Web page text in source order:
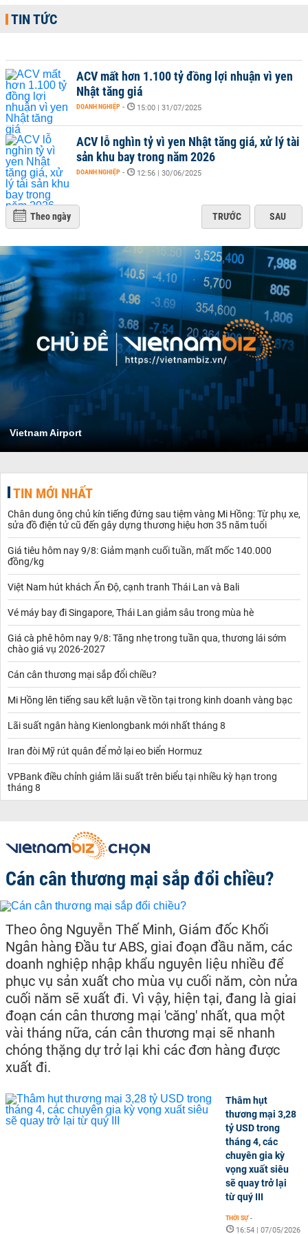
TIN TỨC
ACV mất hơn 1.100 tỷ đồng lợi nhuận vì yen
Nhật tăng giá
DOANH NGHIỆP - 15:00 | 31/07/2025
ACV lỗ nghìn tỷ vì yen Nhật tăng giá, xử lý tài
sản khu bay trong năm 2026
DOANH NGHIỆP - 12:56 | 30/06/2025
Theo ngày TRƯỚC SAU
Vietnam Airport
TIN MỚI NHẤT
Chân dung ông chủ kín tiếng đứng sau tiệm vàng Mi Hồng: Từ phụ xe,
sửa đồ điện tử cũ đến gây dựng thương hiệu hơn 35 năm tuổi
Giá tiêu hôm nay 9/8: Giảm mạnh cuối tuần, mất mốc 140.000
đồng/kg
Việt Nam hút khách Ấn Độ, cạnh tranh Thái Lan và Bali
Vé máy bay đi Singapore, Thái Lan giảm sâu trong mùa hè
Giá cà phê hôm nay 9/8: Tăng nhẹ trong tuần qua, thương lái sớm
chào giá vụ 2026-2027
Cán cân thương mại sắp đổi chiều?
Mi Hồng lên tiếng sau kết luận về tồn tại trong kinh doanh vàng bạc
Lãi suất ngân hàng Kienlongbank mới nhất tháng 8
Iran đòi Mỹ rút quân để mở lại eo biển Hormuz
VPBank điều chỉnh giảm lãi suất trên biểu tại nhiều kỳ hạn trong
tháng 8
Cán cân thương mại sắp đổi chiều?
Theo ông Nguyễn Thế Minh, Giám đốc Khối
Ngân hàng Đầu tư ABS, giai đoạn đầu năm, các
doanh nghiệp nhập khẩu nguyên liệu nhiều để
phục vụ sản xuất cho mùa vụ cuối năm, còn nửa
cuối năm sẽ xuất đi. Vì vậy, hiện tại, đang là giai
đoạn cán cân thương mại 'căng' nhất, qua một
vài tháng nữa, cán cân thương mại sẽ nhanh
chóng thặng dự trở lại khi các đơn hàng được
xuất đi.
Thâm hụt
thương mại 3,28
tỷ USD trong
tháng 4, các
chuyên gia kỳ
vọng xuất siêu
sẽ quay trở lại
từ quý III
THỜI SỰ -
16:54 | 07/05/2026